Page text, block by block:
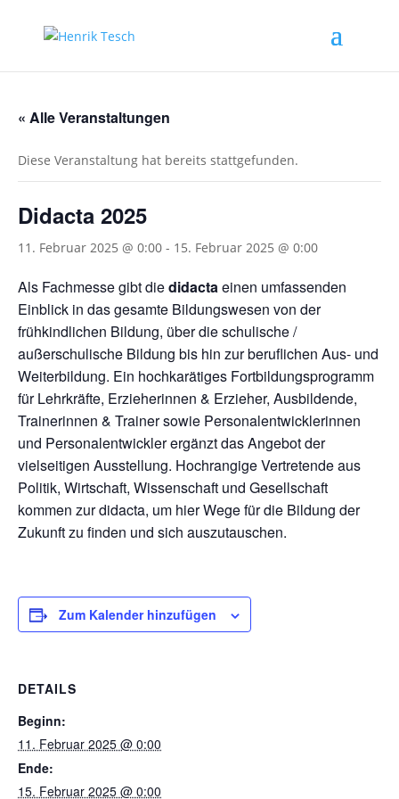
« Alle Veranstaltungen
Diese Veranstaltung hat bereits stattgefunden.
Didacta 2025
11. Februar 2025 @ 0:00 - 15. Februar 2025 @ 0:00
Als Fachmesse gibt diedidactaeinen umfassenden
Einblick in das gesamte Bildungswesen von der
frühkindlichen Bildung, über die schulische /
außerschulische Bildung bis hin zur beruflichen Aus- und
Weiterbildung. Ein hochkarätiges Fortbildungsprogramm
für Lehrkräfte, Erzieherinnen & Erzieher, Ausbildende,
Trainerinnen & Trainer sowie Personalentwicklerinnen
und Personalentwickler ergänzt das Angebot der
vielseitigen Ausstellung. Hochrangige Vertretende aus
Politik, Wirtschaft, Wissenschaft und Gesellschaft
kommen zur didacta, um hier Wege für die Bildung der
Zukunft zu finden und sich auszutauschen.
Zum Kalender hinzufügen
DETAILS
Beginn:
11. Februar 2025 @ 0:00
Ende:
15. Februar 2025 @ 0:00